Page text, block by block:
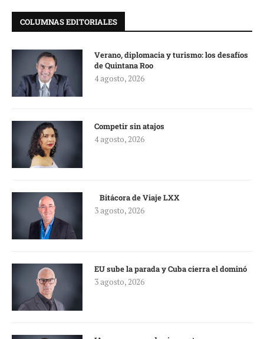
COLUMNAS EDITORIALES
Verano, diplomacia y turismo: los desafíos
de Quintana Roo
4 agosto, 2026
Competir sin atajos
4 agosto, 2026
Bitácora de Viaje LXX
3 agosto, 2026
EU sube la parada y Cuba cierra el dominó
3 agosto, 2026